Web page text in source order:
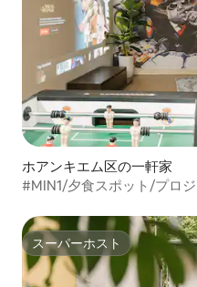
ホアンキエム区の一軒家
#MIN1/夕食スポット/プロ
スーパーホスト
スーパーホスト